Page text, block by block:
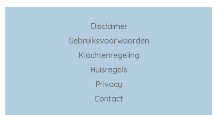
Disclaimer
Gebruiksvoorwaarden
Klachtenregeling
Huisregels
Privacy
Contact